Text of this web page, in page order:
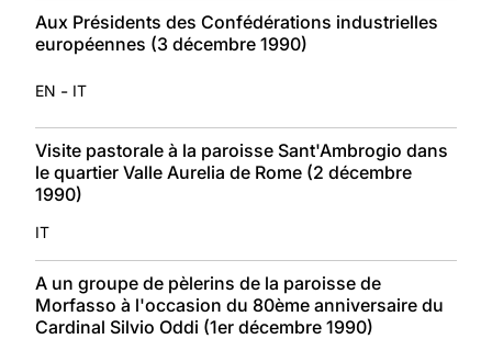
Aux Présidents des Confédérations industrielles
européennes (3 décembre 1990)
EN - IT
Visite pastorale à la paroisse Sant'Ambrogio dans
le quartier Valle Aurelia de Rome (2 décembre
1990)
IT
A un groupe de pèlerins de la paroisse de
Morfasso à l'occasion du 80ème anniversaire du
Cardinal Silvio Oddi (1er décembre 1990)